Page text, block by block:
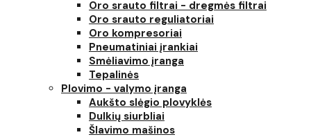
Oro srauto filtrai - dregmės filtrai
Oro srauto reguliatoriai
Oro kompresoriai
Pneumatiniai įrankiai
Smėliavimo įranga
Tepalinės
Plovimo - valymo įranga
Aukšto slėgio plovyklės
Dulkių siurbliai
Šlavimo mašinos